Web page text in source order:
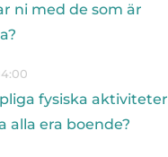
ni med de som är
fysiska aktiviteter
alla era boende?